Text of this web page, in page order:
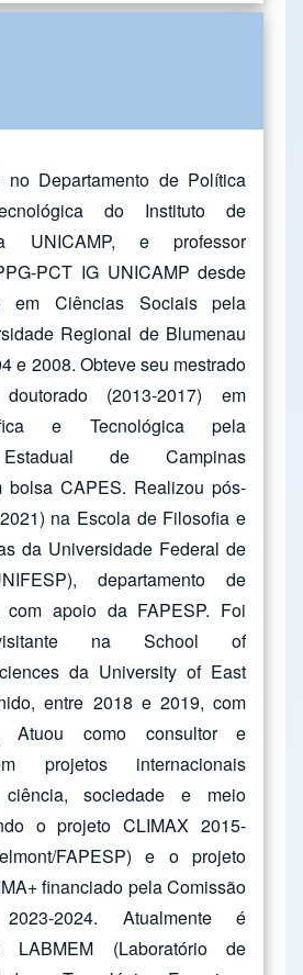
no Departamento de Política
do Instituto de
UNICAMP, e professor
PCT IG UNICAMP desde
em Ciências Sociais pela
Regional de Blumenau
e 2008. Obteve seu mestrado
(2013-2017) em
e Tecnológica pela
Estadual de Campinas
bolsa CAPES. Realizou pós-
na Escola de Filosofia e
da Universidade Federal de
departamento de
com apoio da FAPESP. Foi
visitante na School of
da University of East
entre 2018 e 2019, com
Atuou como consultor e
projetos internacionais
sociedade e meio
o projeto CLIMAX 2015-
FAPESP) e o projeto
financiado pela Comissão
2024. Atualmente é
LABMEM (Laboratório de